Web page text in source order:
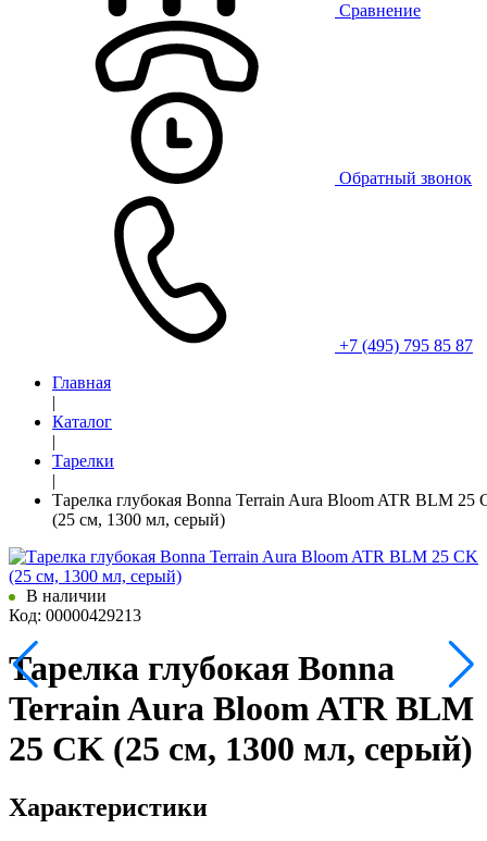
Сравнение
Обратный звонок
+7 (495) 795 85 87
Главная
|
Каталог
|
Тарелки
|
Тарелка глубокая Bonna Terrain Aura Bloom ATR BLM 25
(25 см, 1300 мл, серый)
В наличии
Код: 00000429213
Тарелка глубокая Bonna
Terrain Aura Bloom ATR BLM
25 CK (25 см, 1300 мл, серый)
Характеристики